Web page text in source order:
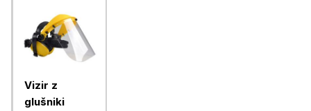
Vizir z
glušniki